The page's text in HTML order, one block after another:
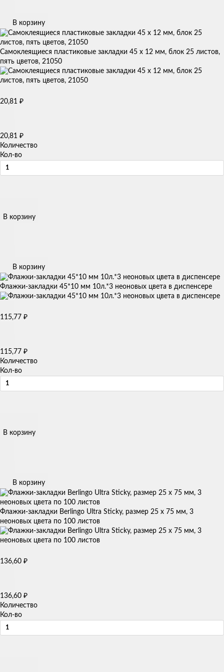
В корзину
Самоклеящиеся пластиковые закладки 45 х 12 мм, блок 25 листов,
пять цветов, 21050
20,81 ₽
20,81 ₽
Количество
Кол-во
В корзину
В корзину
Флажки-закладки 45*10 мм 10л.*3 неоновых цвета в диспенсере
115,77 ₽
115,77 ₽
Количество
Кол-во
В корзину
В корзину
Флажки-закладки Berlingo Ultra Sticky, размер 25 х 75 мм, 3
неоновых цвета по 100 листов
136,60 ₽
136,60 ₽
Количество
Кол-во